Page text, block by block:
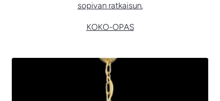
sopivan ratkaisun.
KOKO-OPAS